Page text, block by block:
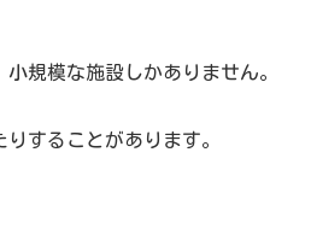
規模な施設しかありません。
することがあります。